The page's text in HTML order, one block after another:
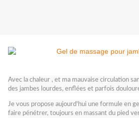
Avec la chaleur , et ma mauvaise circulation
des jambes lourdes, enflées et parfois
Je vous propose aujourd'hui une formule en
faire pénétrer, toujours en massant du pied